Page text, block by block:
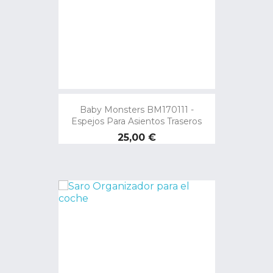
Baby Monsters BM170111 -
Espejos Para Asientos Traseros
Precio
25,00 €